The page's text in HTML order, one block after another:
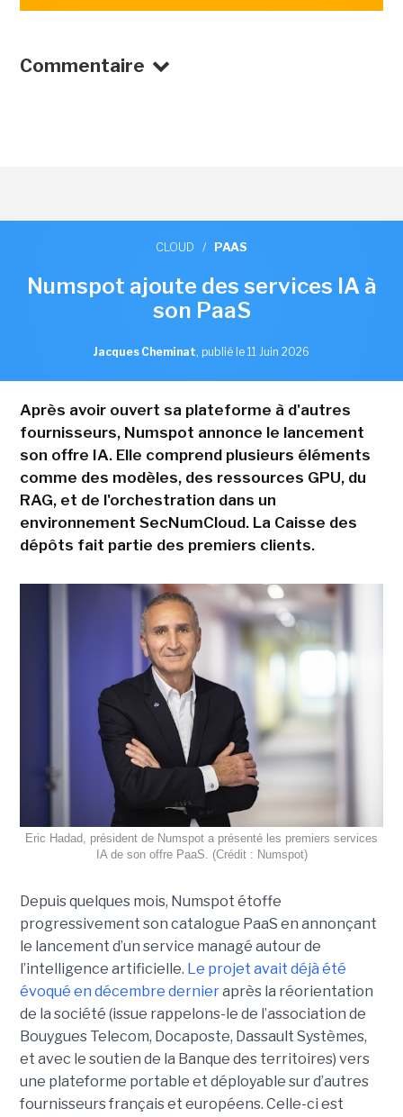
Commentaire
CLOUD / PAAS
Numspot ajoute des services IA à
son PaaS
Jacques Cheminat, publié le 11 Juin 2026
Après avoir ouvert sa plateforme à d'autres
fournisseurs, Numspot annonce le lancement
son offre IA. Elle comprend plusieurs éléments
comme des modèles, des ressources GPU, du
RAG, et de l'orchestration dans un
environnement SecNumCloud. La Caisse des
dépôts fait partie des premiers clients.
Eric Hadad, président de Numspot a présenté les premiers services
IA de son offre PaaS. (Crédit : Numspot)
Depuis quelques mois, Numspot étoffe
progressivement son catalogue PaaS en annonçant
le lancement d’un service managé autour de
l’intelligence artificielle. Le projet avait déjà été
évoqué en décembre dernieraprès la réorientation
de la société (issue rappelons-le de l’association de
Bouygues Telecom, Docaposte, Dassault Systèmes,
et avec le soutien de la Banque des territoires) vers
une plateforme portable et déployable sur d’autres
fournisseurs français et européens. Celle-ci est